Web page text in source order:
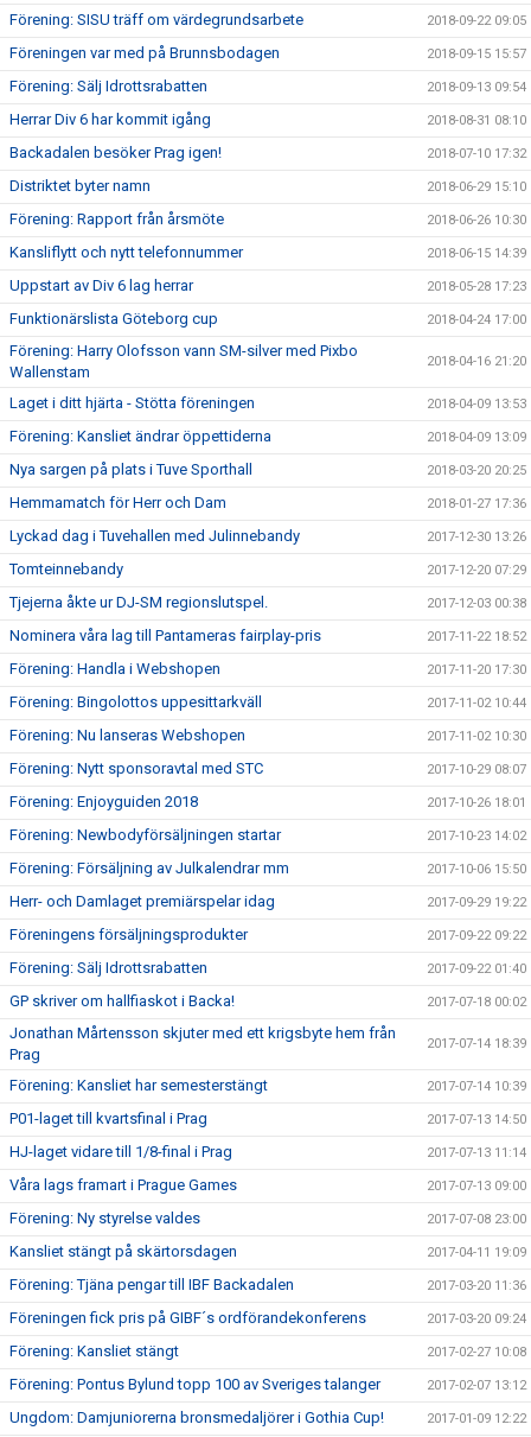
Förening: SISU träff om värdegrundsarbete 2018-09-22 09:05
Föreningen var med på Brunnsbodagen 2018-09-15 15:57
Förening: Sälj Idrottsrabatten 2018-09-13 09:54
Herrar Div 6 har kommit igång 2018-08-31 08:10
Backadalen besöker Prag igen! 2018-07-10 17:32
Distriktet byter namn 2018-06-29 15:10
Förening: Rapport från årsmöte 2018-06-26 10:30
Kansliflytt och nytt telefonnummer 2018-06-15 14:39
Uppstart av Div 6 lag herrar 2018-05-28 17:23
Funktionärslista Göteborg cup 2018-04-24 17:00
Förening: Harry Olofsson vann SM-silver med Pixbo
Wallenstam
2018-04-16 21:20
Laget i ditt hjärta - Stötta föreningen 2018-04-09 13:53
Förening: Kansliet ändrar öppettiderna 2018-04-09 13:09
Nya sargen på plats i Tuve Sporthall 2018-03-20 20:25
Hemmamatch för Herr och Dam 2018-01-27 17:36
Lyckad dag i Tuvehallen med Julinnebandy 2017-12-30 13:26
Tomteinnebandy 2017-12-20 07:29
Tjejerna åkte ur DJ-SM regionslutspel. 2017-12-03 00:38
Nominera våra lag till Pantameras fairplay-pris 2017-11-22 18:52
Förening: Handla i Webshopen 2017-11-20 17:30
Förening: Bingolottos uppesittarkväll 2017-11-02 10:44
Förening: Nu lanseras Webshopen 2017-11-02 10:30
Förening: Nytt sponsoravtal med STC 2017-10-29 08:07
Förening: Enjoyguiden 2018 2017-10-26 18:01
Förening: Newbodyförsäljningen startar 2017-10-23 14:02
Förening: Försäljning av Julkalendrar mm 2017-10-06 15:50
Herr- och Damlaget premiärspelar idag 2017-09-29 19:22
Föreningens försäljningsprodukter 2017-09-22 09:22
Förening: Sälj Idrottsrabatten 2017-09-22 01:40
GP skriver om hallfiaskot i Backa! 2017-07-18 00:02
Jonathan Mårtensson skjuter med ett krigsbyte hem från
Prag
2017-07-14 18:39
Förening: Kansliet har semesterstängt 2017-07-14 10:39
P01-laget till kvartsfinal i Prag 2017-07-13 14:50
HJ-laget vidare till 1/8-final i Prag 2017-07-13 11:14
Våra lags framart i Prague Games 2017-07-13 09:00
Förening: Ny styrelse valdes 2017-07-08 23:00
Kansliet stängt på skärtorsdagen 2017-04-11 19:09
Förening: Tjäna pengar till IBF Backadalen 2017-03-20 11:36
Föreningen fick pris på GIBF´s ordförandekonferens 2017-03-20 09:24
Förening: Kansliet stängt 2017-02-27 10:08
Förening: Pontus Bylund topp 100 av Sveriges talanger 2017-02-07 13:12
Ungdom: Damjuniorerna bronsmedaljörer i Gothia Cup! 2017-01-09 12:22